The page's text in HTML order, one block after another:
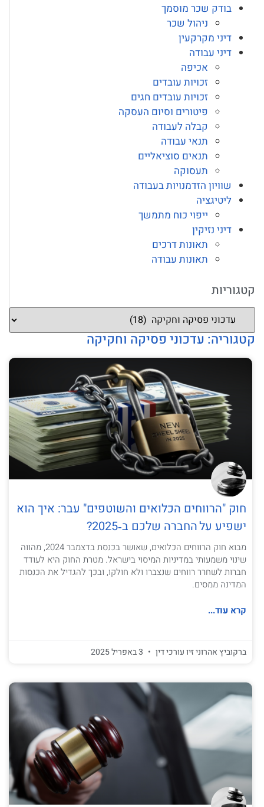
בודק שכר מוסמך
ניהול שכר
דיני מקרקעין
דיני עבודה
אכיפה
זכויות עובדים
זכויות עובדים חגים
פיטורים וסיום העסקה
קבלה לעבודה
תנאי עבודה
תנאים סוציאליים
תעסוקה
שוויון הזדמנויות בעבודה
ליטיגציה
ייפוי כוח מתמשך
דיני נזיקין
תאונות דרכים
תאונות עבודה
קטגוריות
קטגוריה: עדכוני פסיקה וחקיקה
חוק "הרווחים הכלואים והשוטפים" עבר: איך הוא
ישפיע על החברה שלכם ב‑2025?
מבוא חוק הרווחים הכלואים, שאושר בכנסת בדצמבר 2024, מהווה
שינוי משמעותי במדיניות המיסוי בישראל. מטרת החוק היא לעודד
חברות לשחרר רווחים שנצברו ולא חולקו, ובכך להגדיל את הכנסות
המדינה ממסים.
קרא עוד...
ברקוביץ אהרוני זיו עורכי דין